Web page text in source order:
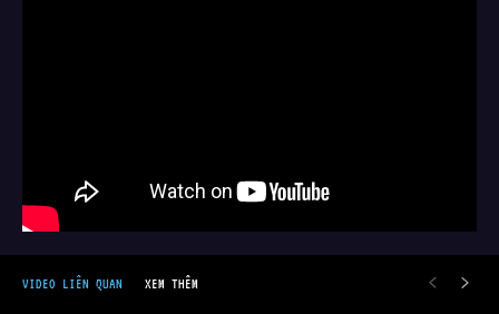
VIDEO LIÊN QUAN XEM THÊM